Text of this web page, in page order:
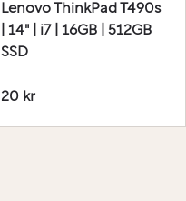
Lenovo ThinkPad T490s
| 14" | i7 | 16GB | 512GB
SSD
20 kr